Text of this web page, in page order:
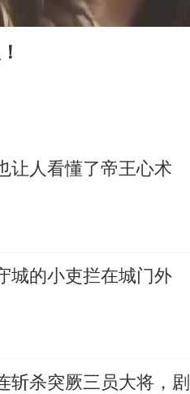
了锅
引起
后人气爆棚
让人看懂了帝王心术
城的小吏拦在城门外
斩杀突厥三员大将，剧